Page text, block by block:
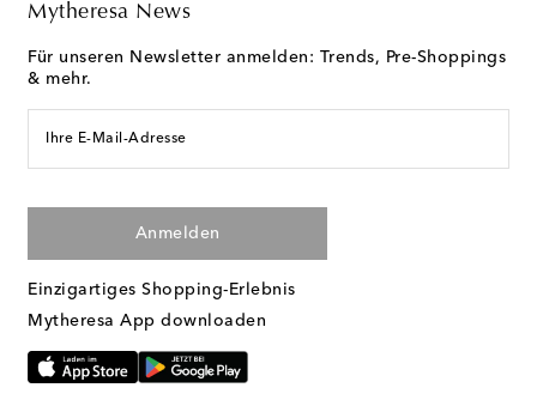
Mytheresa News
Für unseren Newsletter anmelden: Trends, Pre-Shoppings
& mehr.
Ihre E-Mail-Adresse
Anmelden
Einzigartiges Shopping-Erlebnis
Mytheresa App downloaden